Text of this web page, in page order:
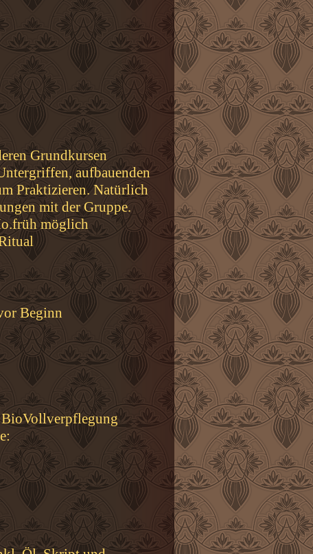
Grundkursen
aufbauenden
Praktizieren. Natürlich
mit der Gruppe.
möglich
Beginn
BioVollverpflegung